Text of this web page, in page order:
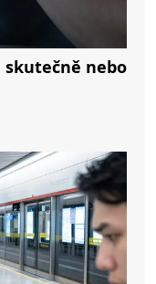
skutečně nebo